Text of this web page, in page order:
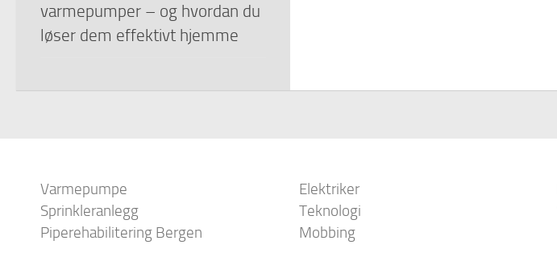
varmepumper – og hvordan du
løser dem effektivt hjemme
Varmepumpe
Sprinkleranlegg
Piperehabilitering Bergen
Elektriker
Teknologi
Mobbing